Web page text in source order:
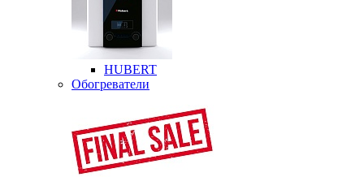
HUBERT
Обогреватели